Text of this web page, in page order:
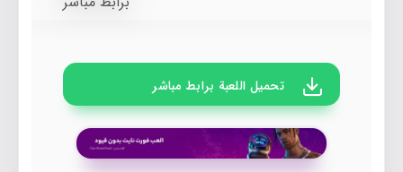
تحميل اللعبة برابط مباشر